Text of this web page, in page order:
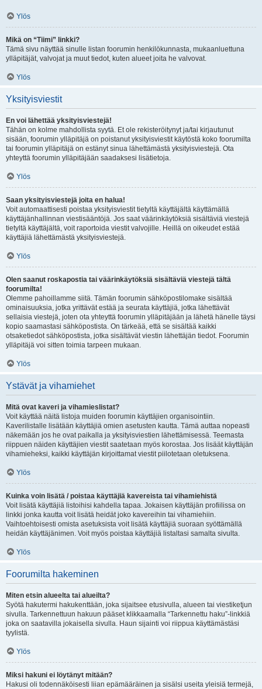
Ylös
Mikä on “Tiimi” linkki?
Tämä sivu näyttää sinulle listan foorumin henkilökunnasta, mukaanluettuna
ylläpitäjät, valvojat ja muut tiedot, kuten alueet joita he valvovat.
Ylös
Yksityisviestit
En voi lähettää yksityisviestejä!
Tähän on kolme mahdollista syytä. Et ole rekisteröitynyt ja/tai kirjautunut
sisään, foorumin ylläpitäjä on poistanut yksityisviestit käytöstä koko foorumilta
tai foorumin ylläpitäjä on estänyt sinua lähettämästä yksityisviestejä. Ota
yhteyttä foorumin ylläpitäjään saadaksesi lisätietoja.
Ylös
Saan yksityisviestejä joita en halua!
Voit automaattisesti poistaa yksityisviestit tietyltä käyttäjältä käyttämällä
käyttäjänhallinnan viestisääntöjä. Jos saat väärinkäytöksiä sisältäviä viestejä
tietyltä käyttäjältä, voit raportoida viestit valvojille. Heillä on oikeudet estää
käyttäjiä lähettämästä yksityisviestejä.
Ylös
Olen saanut roskapostia tai väärinkäytöksiä sisältäviä viestejä tältä
foorumilta!
Olemme pahoillamme siitä. Tämän foorumin sähköpostilomake sisältää
ominaisuuksia, jotka yrittävät estää ja seurata käyttäjiä, jotka lähettävät
sellaisia viestejä, joten ota yhteyttä foorumin ylläpitäjään ja lähetä hänelle täysi
kopio saamastasi sähköpostista. On tärkeää, että se sisältää kaikki
otsaketiedot sähköpostista, jotka sisältävät viestin lähettäjän tiedot. Foorumin
ylläpitäjä voi sitten toimia tarpeen mukaan.
Ylös
Ystävät ja vihamiehet
Mitä ovat kaveri ja vihamieslistat?
Voit käyttää näitä listoja muiden foorumin käyttäjien organisointiin.
Kaverilistalle lisätään käyttäjiä omien asetusten kautta. Tämä auttaa nopeasti
näkemään jos he ovat paikalla ja yksityisviestien lähettämisessä. Teemasta
riippuen näiden käyttäjien viestit saatetaan myös korostaa. Jos lisäät käyttäjän
vihamieheksi, kaikki käyttäjän kirjoittamat viestit piilotetaan oletuksena.
Ylös
Kuinka voin lisätä / poistaa käyttäjiä kavereista tai vihamiehistä
Voit lisätä käyttäjiä listoihisi kahdella tapaa. Jokaisen käyttäjän profiilissa on
linkki jonka kautta voit lisätä heidät joko kavereihin tai vihamiehiin.
Vaihtoehtoisesti omista asetuksista voit lisätä käyttäjiä suoraan syöttämällä
heidän käyttäjänimen. Voit myös poistaa käyttäjiä listaltasi samalta sivulta.
Ylös
Foorumilta hakeminen
Miten etsin alueelta tai alueilta?
Syötä hakutermi hakukenttään, joka sijaitsee etusivulla, alueen tai viestiketjun
sivulla. Tarkennettuun hakuun pääset klikkaamalla “Tarkennettu haku”-linkkiä
joka on saatavilla jokaisella sivulla. Haun sijainti voi riippua käyttämästäsi
tyylistä.
Ylös
Miksi hakuni ei löytänyt mitään?
Hakusi oli todennäköisesti liian epämääräinen ja sisälsi useita yleisiä termejä,